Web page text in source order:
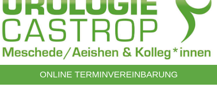
ONLINE TERMINVEREINBARUNG